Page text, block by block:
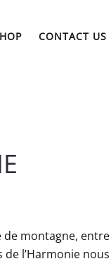
CONTACT US
de montagne,
l’Harmonie